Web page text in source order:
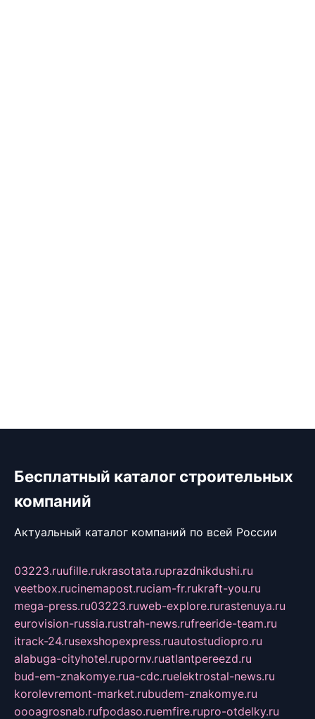
Бесплатный каталог строительных
компаний
Актуальный каталог компаний по всей России
03223.ruufille.rukrasotata.ruprazdnikdushi.ru
veetbox.rucinemapost.ruciam-fr.rukraft-you.ru
mega-press.ru03223.ruweb-explore.rurastenuya.ru
eurovision-russia.rustrah-news.rufreeride-team.ru
itrack-24.rusexshopexpress.ruautostudiopro.ru
alabuga-cityhotel.rupornv.ruatlantpereezd.ru
bud-em-znakomye.rua-cdc.ruelektrostal-news.ru
korolevremont-market.rubudem-znakomye.ru
oooagrosnab.rufpodaso.ruemfire.rupro-otdelky.ru